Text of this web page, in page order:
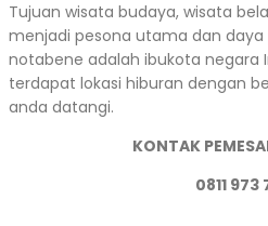
Tujuan wisata budaya, wisata
menjadi pesona utama dan
notabene adalah ibukota negara
terdapat lokasi hiburan dengan
anda datangi.
KONTAK
0811 973